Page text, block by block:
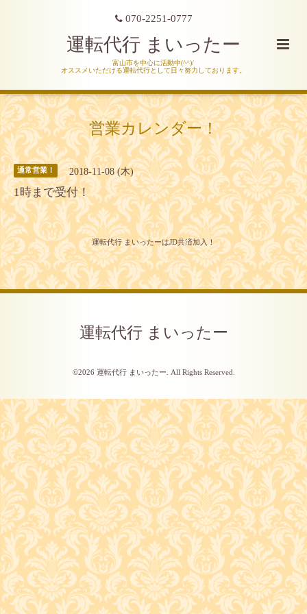
070-2251-0777
運転代行 まいったー
富山市を中心に活動中(^^)/
オススメいただける運転代行として日々努力しております。
営業カレンダー！
通常営業！ 2018-11-08 (木)
1時まで受付！
運転代行 まいったーはJD共済加入！
運転代行 まいったー
©2026 運転代行 まいったー . All Rights Reserved.